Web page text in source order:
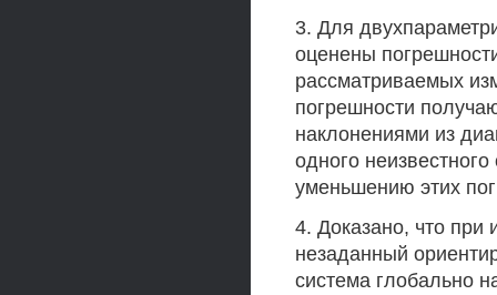
3. Для
оценены
рассматриваемых
погрешности
наклонениями из
одного
уменьшению этих
4. Доказано, что
незаданный
система глобально